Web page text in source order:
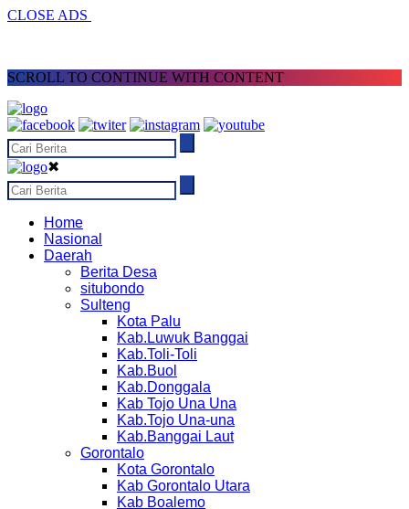
CLOSE ADS
SCROLL TO CONTINUE WITH CONTENT
✖
Home
Nasional
Daerah
Berita Desa
situbondo
Sulteng
Kota Palu
Kab.Luwuk Banggai
Kab.Toli-Toli
Kab.Buol
Kab.Donggala
Kab Tojo Una Una
Kab.Tojo Una-una
Kab.Banggai Laut
Gorontalo
Kota Gorontalo
Kab Gorontalo Utara
Kab Boalemo